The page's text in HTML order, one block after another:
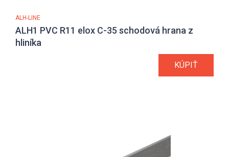
ALH-LINE
ALH1 PVC R11 elox C-35 schodová hrana z
hliníka
KÚPIŤ